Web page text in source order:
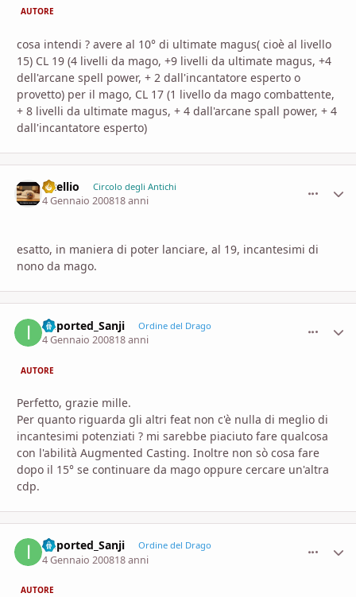
AUTORE
cosa intendi ? avere al 10° di ultimate magus( cioè al livello
15) CL 19 (4 livelli da mago, +9 livelli da ultimate magus, +4
dell'arcane spell power, + 2 dall'incantatore esperto o
provetto) per il mago, CL 17 (1 livello da mago combattente,
+ 8 livelli da ultimate magus, + 4 dall'arcane spall power, + 4
dall'incantatore esperto)
vitellio Circolo degli Antichi
4 Gennaio 200818 anni
esatto, in maniera di poter lanciare, al 19, incantesimi di
nono da mago.
imported_Sanji Ordine del Drago
4 Gennaio 200818 anni
AUTORE
Perfetto, grazie mille.
Per quanto riguarda gli altri feat non c'è nulla di meglio di
incantesimi potenziati ? mi sarebbe piaciuto fare qualcosa
con l'abilità Augmented Casting. Inoltre non sò cosa fare
dopo il 15° se continuare da mago oppure cercare un'altra
cdp.
imported_Sanji Ordine del Drago
4 Gennaio 200818 anni
AUTORE